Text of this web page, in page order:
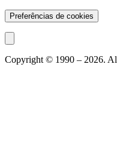
Preferências de cookies
Copyright © 1990 – 2026.